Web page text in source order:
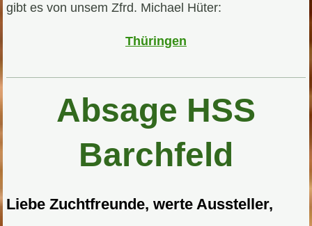
gibt es von unsem Zfrd. Michael Hüter:
Thüringen
Absage HSS
Barchfeld
Liebe Zuchtfreunde, werte Aussteller,